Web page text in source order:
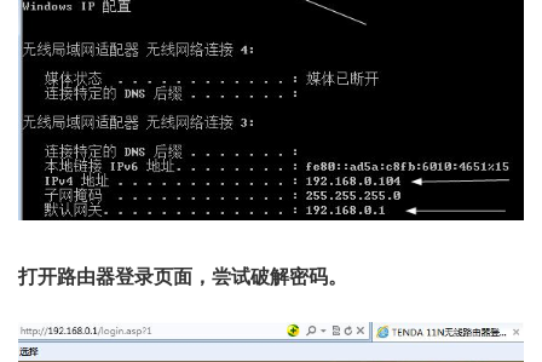
打开路由器登录页面，尝试破解密码。